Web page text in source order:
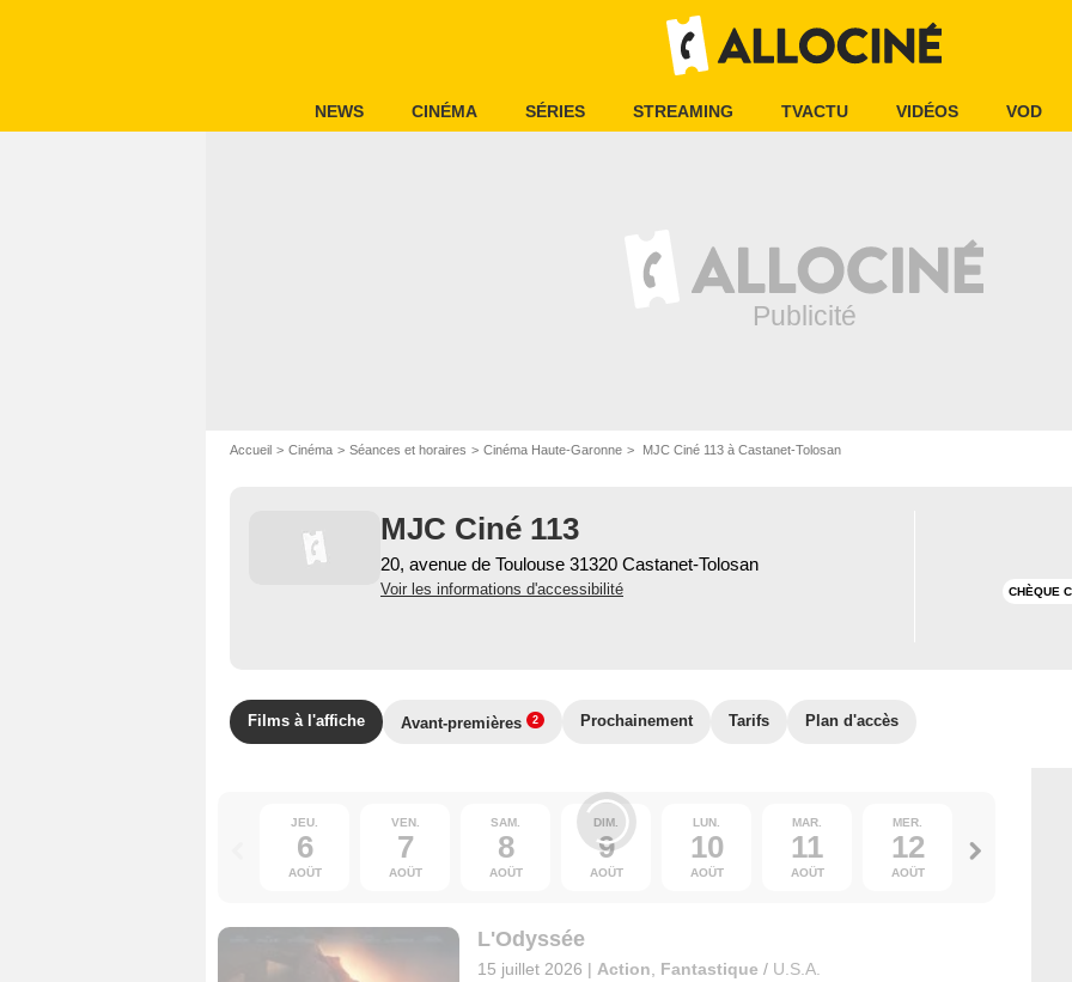
NEWS CINÉMA SÉRIES STREAMING TVACTU VIDÉOS VOD
Accueil Cinéma Séances et horaires Cinéma Haute-Garonne MJC Ciné 113 à Castanet-Tolosan
MJC Ciné 113
20, avenue de Toulouse 31320 Castanet-Tolosan
Voir les informations d'accessibilité CHÈQUE
Films à l'affiche Avant-premières 2 Prochainement Tarifs Plan d'accès
JEU.
6
AOÛT
VEN.
7
AOÛT
SAM.
8
AOÛT
DIM.
9
AOÛT
LUN.
10
AOÛT
MAR.
11
AOÛT
MER.
12
AOÛT
L'Odyssée
15 juillet 2026 | Action Fantastique / U.S.A.